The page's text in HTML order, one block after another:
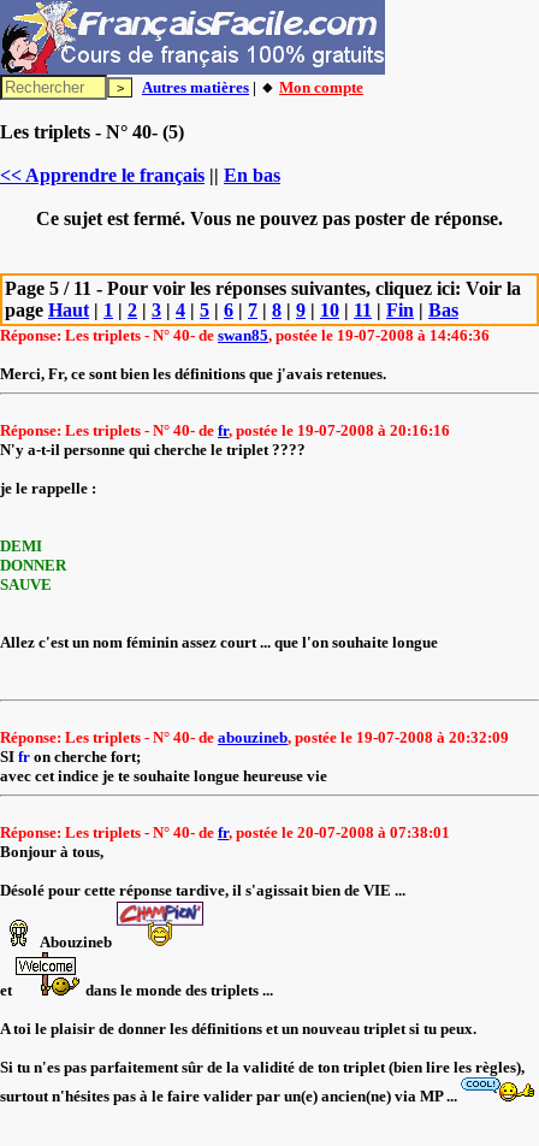
Autres matières | 🔸 Mon compte
Les triplets - N° 40- (5)
<< Apprendre le français || En bas
Ce sujet est fermé. Vous ne pouvez pas poster de réponse.
Page 5 / 11 - Pour voir les réponses suivantes, cliquez ici: Voir la
page Haut | 1 | 2 | 3 | 4 | 5 | 6 | 7 | 8 | 9 | 10 | 11 | Fin | Bas
Réponse: Les triplets - N° 40- de swan85, postée le 19-07-2008 à 14:46:36
Merci, Fr, ce sont bien les définitions que j'avais retenues.
Réponse: Les triplets - N° 40- de fr, postée le 19-07-2008 à 20:16:16
N'y a-t-il personne qui cherche le triplet ????
je le rappelle :
DEMI
DONNER
SAUVE
Allez c'est un nom féminin assez court ... que l'on souhaite longue
Réponse: Les triplets - N° 40- de abouzineb, postée le 19-07-2008 à 20:32:09
SI fr on cherche fort;
avec cet indice je te souhaite longue heureuse vie
Réponse: Les triplets - N° 40- de fr, postée le 20-07-2008 à 07:38:01
Bonjour à tous,
Désolé pour cette réponse tardive, il s'agissait bien de VIE ...
Abouzineb
et dans le monde des triplets ...
A toi le plaisir de donner les définitions et un nouveau triplet si tu peux.
Si tu n'es pas parfaitement sûr de la validité de ton triplet (bien lire les règles),
surtout n'hésites pas à le faire valider par un(e) ancien(ne) via MP ...